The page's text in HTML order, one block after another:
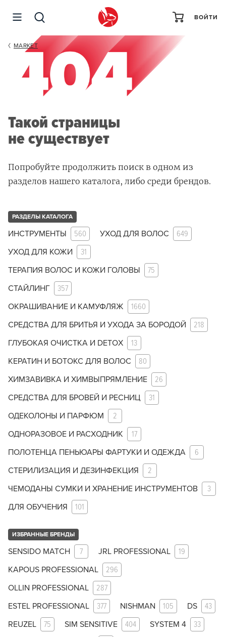
ВОЙТИ
MARKET
Такой страницы
не существует
Попробуйте продолжить поиск в одном из
разделов нашего каталога, либо среди брендов.
РАЗДЕЛЫ КАТАЛОГА
ИНСТРУМЕНТЫ 560 УХОД ДЛЯ ВОЛОС 649
УХОД ДЛЯ КОЖИ 31
ТЕРАПИЯ ВОЛОС И КОЖИ ГОЛОВЫ 75
СТАЙЛИНГ 357
ОКРАШИВАНИЕ И КАМУФЛЯЖ 1660
СРЕДСТВА ДЛЯ БРИТЬЯ И УХОДА ЗА БОРОДОЙ 218
ГЛУБОКАЯ ОЧИСТКА И DETOX 13
КЕРАТИН И БОТОКС ДЛЯ ВОЛОС 80
ХИМЗАВИВКА И ХИМВЫПРЯМЛЕНИЕ 26
СРЕДСТВА ДЛЯ БРОВЕЙ И РЕСНИЦ 31
ОДЕКОЛОНЫ И ПАРФЮМ 2
ОДНОРАЗОВОЕ И РАСХОДНИК 17
ПОЛОТЕНЦА ПЕНЬЮАРЫ ФАРТУКИ И ОДЕЖДА 6
СТЕРИЛИЗАЦИЯ И ДЕЗИНФЕКЦИЯ 2
ЧЕМОДАНЫ СУМКИ И ХРАНЕНИЕ ИНСТРУМЕНТОВ 3
ДЛЯ ОБУЧЕНИЯ 101
ИЗБРАННЫЕ БРЕНДЫ
SENSIDO MATCH 7 JRL PROFESSIONAL 19
KAPOUS PROFESSIONAL 296
OLLIN PROFESSIONAL 287
ESTEL PROFESSIONAL 377 NISHMAN 105 DS 43
REUZEL 75 SIM SENSITIVE 404 SYSTEM 4 33